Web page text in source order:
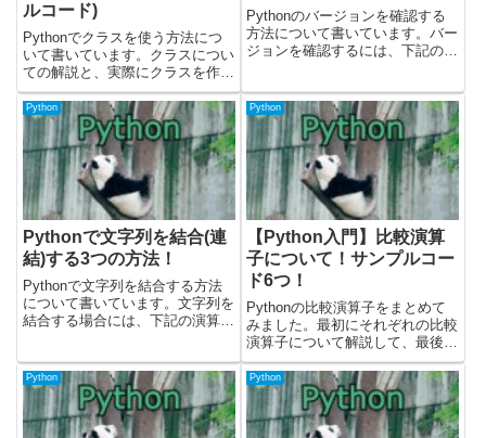
ルコード)
Pythonでクラスを使う方法につ
いて書いています。クラスについ
ての解説と、実際にクラスを作っ
ているサンプルコードを載せてい
ます。クラスの解説については、
下記のことについて書きまし
た。・クラスの作り方・コンスト
ラクタについて・インスタンス
Pythonのバージョンを確認する
方法について書いています。バー
ジョンを確認するには、下記の3
する・ソースコードの中で
python_version関数を呼び出す・
ソースコー...
Python
Pythonで文字列を結合(連
結)する3つの方法！
Pythonで文字列を結合する方法
について書いています。文字列を
結合する場合には、下記の演算子
コール演算子(`+=`)を使う・joinメ
ソッドを使う(文字列のリストか
ら結合)...
Python
【Python入門】比較演算
子について！サンプルコー
ド6つ！
Pythonの比較演算子をまとめて
みました。最初にそれぞれの比較
演算子について解説して、最後に
全ての比較演算子を表にまとめて
います。載せているソースコード
はPythonのバージョン3.11.0で確
認しました。公式のこちらに値の
比較についての...
Python Python